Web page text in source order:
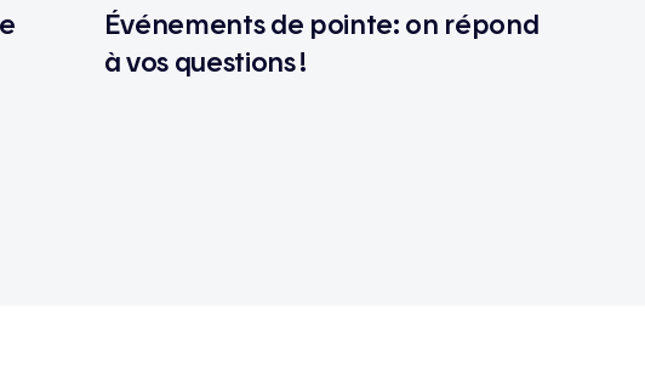
Événements de pointe: on répond
à vos questions !